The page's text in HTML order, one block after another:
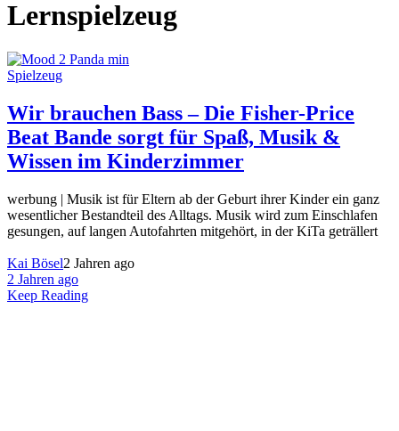
Lernspielzeug
Spielzeug
Wir brauchen Bass – Die Fisher-Price
Beat Bande sorgt für Spaß, Musik &
Wissen im Kinderzimmer
werbung | Musik ist für Eltern ab der Geburt ihrer Kinder ein ganz
wesentlicher Bestandteil des Alltags. Musik wird zum Einschlafen
gesungen, auf langen Autofahrten mitgehört, in der KiTa geträllert
Kai Bösel2 Jahren ago
2 Jahren ago
Keep Reading